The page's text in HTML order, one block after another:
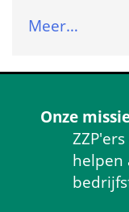
Meer…
Onze
helpen